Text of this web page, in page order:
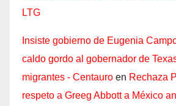
LTG
Insiste gobierno de Eugenia
caldo gordo al gobernador de
migrantes - Centauro en Rechaza
respeto a Greeg Abbott a México